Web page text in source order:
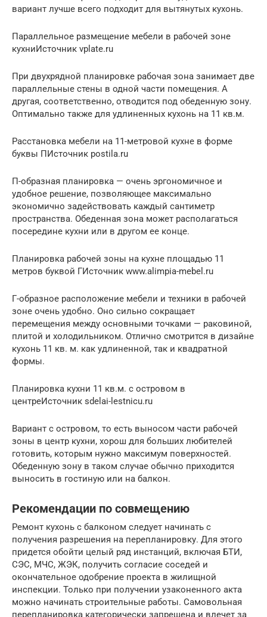
вариант лучше всего подходит для вытянутых кухонь.
Параллельное размещение мебели в рабочей зоне
кухниИсточник vplate.ru
При двухрядной планировке рабочая зона занимает две
параллельные стены в одной части помещения. А
другая, соответственно, отводится под обеденную зону.
Оптимально также для удлиненных кухонь на 11 кв.м.
Расстановка мебели на 11-метровой кухне в форме
буквы ПИсточник postila.ru
П-образная планировка — очень эргономичное и
удобное решение, позволяющее максимально
экономично задействовать каждый сантиметр
пространства. Обеденная зона может располагаться
посередине кухни или в другом ее конце.
Планировка рабочей зоны на кухне площадью 11
метров буквой ГИсточник www.alimpia-mebel.ru
Г-образное расположение мебели и техники в рабочей
зоне очень удобно. Оно сильно сокращает
перемещения между основными точками — раковиной,
плитой и холодильником. Отлично смотрится в дизайне
кухонь 11 кв. м. как удлиненной, так и квадратной
формы.
Планировка кухни 11 кв.м. с островом в
центреИсточник sdelai-lestnicu.ru
Вариант с островом, то есть выносом части рабочей
зоны в центр кухни, хорош для больших любителей
готовить, которым нужно максимум поверхностей.
Обеденную зону в таком случае обычно приходится
выносить в гостиную или на балкон.
Рекомендации по совмещению
Ремонт кухонь с балконом следует начинать с
получения разрешения на перепланировку. Для этого
придется обойти целый ряд инстанций, включая БТИ,
СЭС, МЧС, ЖЭК, получить согласие соседей и
окончательное одобрение проекта в жилищной
инспекции. Только при получении узаконенного акта
можно начинать строительные работы. Самовольная
перепланировка категорически запрещена и влечет за